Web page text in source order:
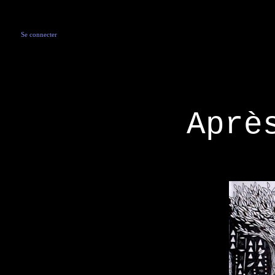
Se connecter